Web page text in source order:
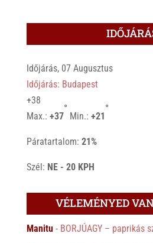
Időjárás, 07 Augusztus
Időjárás: Budapest
+38
Max.: +37
°
Min.: +21
°
Páratartalom: 21%
Szél: NE - 20 KPH
VÉLEMÉNYED
Manitu- BORJÚAGY – paprikás